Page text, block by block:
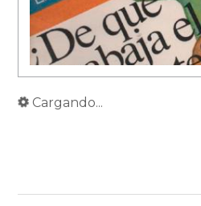
Cargando...